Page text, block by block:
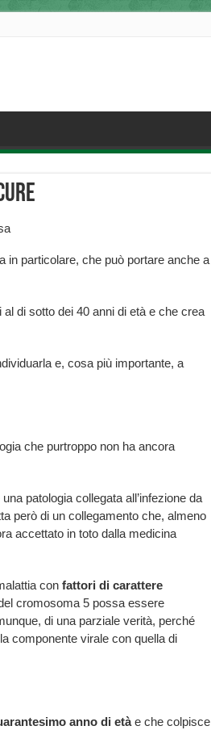
particolare, che può portare anche a
di sotto dei 40 anni di età e che crea
e, cosa più importante, a
che purtroppo non ha ancora
patologia collegata all’infezione da
però di un collegamento che, almeno
accettato in toto dalla medicina
con fattori di carattere
cromosoma 5 possa essere
di una parziale verità, perché
componente virale con quella di
anno di etàe che colpisce